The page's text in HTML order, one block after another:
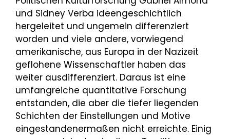
und Sidney Verba ideengeschichtlich
hergeleitet und ungemein differenziert
worden und viele andere, vorwiegend
amerikanische, aus Europa in der Nazizeit
geflohene Wissenschaftler haben das
weiter ausdifferenziert. Daraus ist eine
umfangreiche quantitative Forschung
entstanden, die aber die tiefer liegenden
Schichten der Einstellungen und Motive
eingestandenermaßen nicht erreichte. Einig